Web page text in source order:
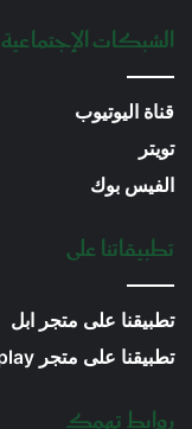
الشبكات الإجتماعية
قناة اليوتيوب
تويتر
الفيس بوك
تطبيقاتنا على
تطبيقنا على متجر ابل
تطبيقنا على متجر google play